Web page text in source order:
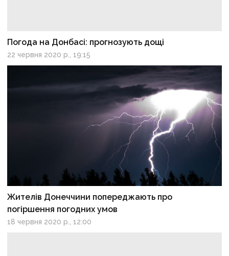
Погода на Донбасі: прогнозують дощі
22 червня 2020 р., 19:15
Жителів Донеччини попереджають про
погіршення погодних умов
18 червня 2020 р., 12:00